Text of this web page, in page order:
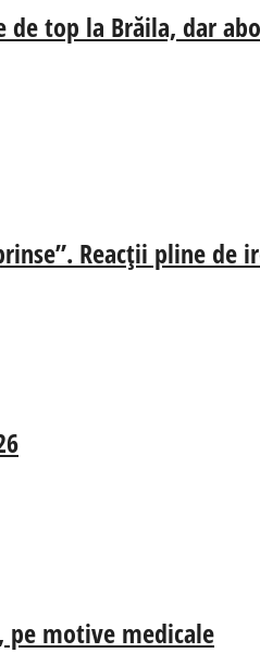
de top la Brăila, dar
Reacții pline de
pe motive medicale